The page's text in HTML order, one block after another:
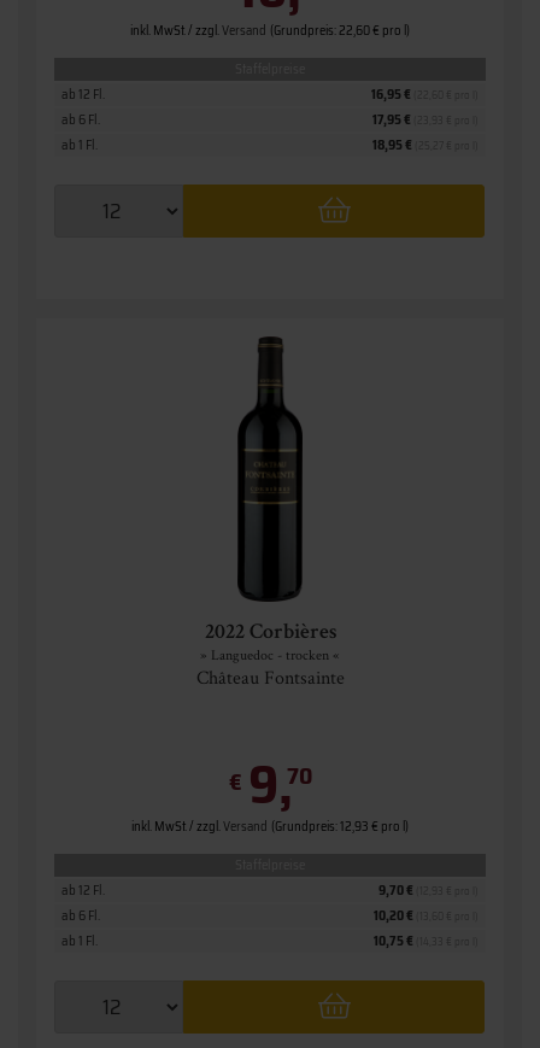
inkl. MwSt. / zzgl.Versand (Grundpreis: 22,60 € pro l)
ab 1 Fl. 18,95 €
ab 6 Fl. 17,95 €
ab 12 Fl. 16,95 €
2022 Corbières
» Languedoc - trocken «
Château Fontsainte
€ 9,70
inkl. MwSt. / zzgl.Versand (Grundpreis: 12,93 € pro l)
ab 1 Fl. 10,75 €
ab 6 Fl. 10,20 €
ab 12 Fl. 9,70 €